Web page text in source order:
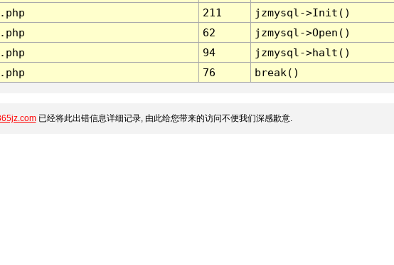
211
jzmysql->Init()
62
jzmysql->Open()
94
jzmysql->halt()
76 break()
已经将此出错信息详细记录, 由此给您带来的访问不便我们深感歉意.